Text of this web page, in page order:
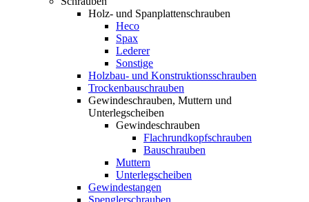
Holz- und Spanplattenschrauben
Heco
Spax
Lederer
Sonstige
Holzbau- und Konstruktionsschrauben
Trockenbauschrauben
Gewindeschrauben, Muttern und
Unterlegscheiben
Gewindeschrauben
Flachrundkopfschrauben
Bauschrauben
Muttern
Unterlegscheiben
Gewindestangen